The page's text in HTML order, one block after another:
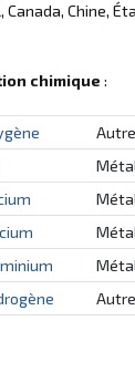
Chine,
chimique :